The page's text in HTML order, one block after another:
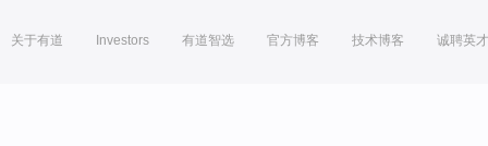
关于有道 Investors 有道智选 官方博客 技术博客 诚聘英才